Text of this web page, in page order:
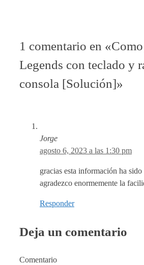
1 comentario en
Legends con teclado y
consola [Solución]»
Jorge
agosto 6, 2023 a las 1:30 pm
gracias esta información ha
agradezco enormemente la
Responder
Deja un comentario
Comentario